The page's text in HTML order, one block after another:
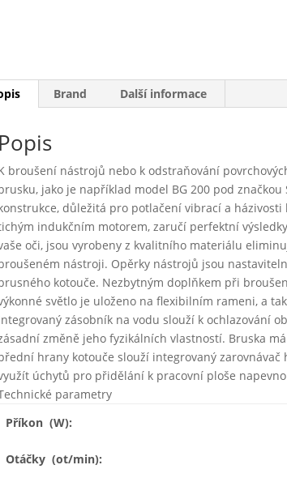
Brand Další informace
Popis
broušení nástrojů nebo k odstraňování
jako je například model BG 200 pod
důležitá pro potlačení vibrací a
indukčním motorem, zaručí perfektní
oči, jsou vyrobeny z kvalitního materiálu
nástroji. Opěrky nástrojů jsou
kotouče. Nezbytným doplňkem při
světlo je uloženo na flexibilním rameni, a
zásobník na vodu slouží k ochlazování
změně jeho fyzikálních vlastností. Bruska
hrany kotouče slouží integrovaný
úchytů pro přidělání k pracovní ploše
parametry
Příkon (W):
Otáčky (ot/min):